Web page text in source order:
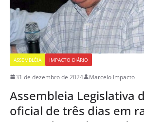
ASSEMBLÉIA IMPACTO DIÁRIO
31 de dezembro de 2024 Marcelo Impacto
Assembleia Legislativa
oficial de três dias em